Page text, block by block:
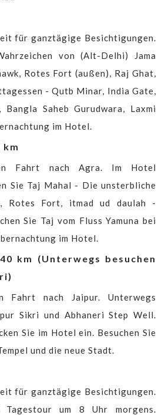
für ganztägige Besichtigungen.
von (Alt-Delhi) Jama
Rotes Fort (außen), Raj Ghat,
- Qutb Minar, India Gate,
Bangla Saheb Gurudwara, Laxmi
im Hotel.
km
Fahrt nach Agra. Im Hotel
Sie Taj Mahal - Die unsterbliche
Rotes Fort, itmad ud daulah -
Sie Taj vom Fluss Yamuna bei
im Hotel.
km (Unterwegs besuchen
Fahrt nach Jaipur. Unterwegs
Sikri und Abhaneri Step Well.
Sie im Hotel ein. Besuchen Sie
und die neue Stadt.
für ganztägige Besichtigungen.
um 8 Uhr morgens.